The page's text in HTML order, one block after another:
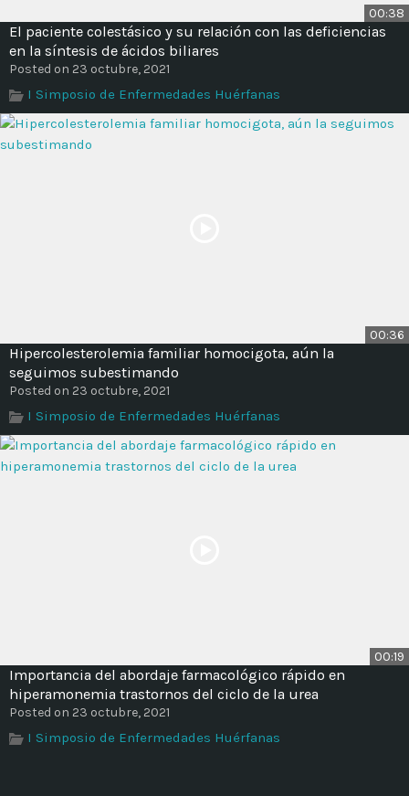
00:38
El paciente colestásico y su relación con las deficiencias
en la síntesis de ácidos biliares
Posted on 23 octubre, 2021
I Simposio de Enfermedades Huérfanas
00:36
Hipercolesterolemia familiar homocigota, aún la
seguimos subestimando
Posted on 23 octubre, 2021
I Simposio de Enfermedades Huérfanas
00:19
Importancia del abordaje farmacológico rápido en
hiperamonemia trastornos del ciclo de la urea
Posted on 23 octubre, 2021
I Simposio de Enfermedades Huérfanas